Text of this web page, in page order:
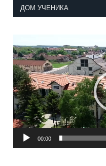
ДОМ УЧЕНИКА
видео
записа
00:00